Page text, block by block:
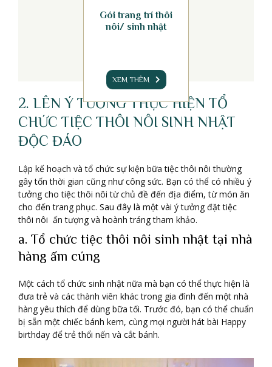
Gói trang trí thôi
nôi/ sinh nhật
XEM THÊM
2. LÊN Ý TƯỞNG THỰC HIỆN TỔ
CHỨC TIỆC THÔI NÔI SINH NHẬT
ĐỘC ĐÁO
Lập kế hoạch và tổ chức sự kiện bữa tiệc thôi nôi thường
gây tốn thời gian cũng như công sức. Bạn có thể có nhiều ý
tưởng cho tiệc thôi nôi từ chủ đề đến địa điểm, từ món ăn
cho đến trang phục. Sau đây là một vài ý tưởng đặt tiệc
thôi nôi ấn tượng và hoành tráng tham khảo.
a. Tổ chức tiệc thôi nôi sinh nhật tại nhà
hàng ấm cúng
Một cách tổ chức sinh nhật nữa mà bạn có thể thực hiện là
đưa trẻ và các thành viên khác trong gia đình đến một nhà
hàng yêu thích để dùng bữa tối. Trước đó, bạn có thể chuẩn
bị sẵn một chiếc bánh kem, cùng mọi người hát bài Happy
birthday để trẻ thổi nến và cắt bánh.